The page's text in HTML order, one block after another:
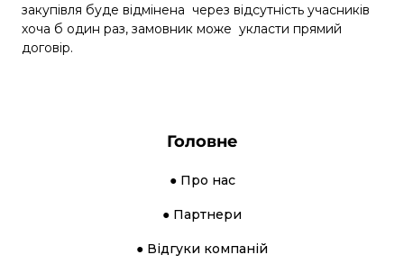
закупівля буде відмінена через відсутність учасників
хоча б один раз, замовник може укласти прямий
договір.
Головне
● Про нас
● Партнери
● Відгуки компаній